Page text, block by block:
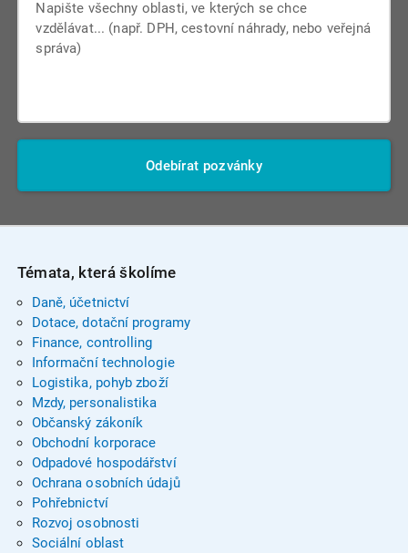
Odebírat pozvánky
Témata, která školíme
Daně, účetnictví
Dotace, dotační programy
Finance, controlling
Informační technologie
Logistika, pohyb zboží
Mzdy, personalistika
Občanský zákoník
Obchodní korporace
Odpadové hospodářství
Ochrana osobních údajů
Pohřebnictví
Rozvoj osobnosti
Sociální oblast